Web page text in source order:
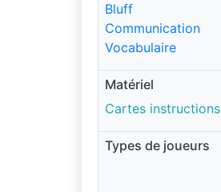
Bluff
Communication
Vocabulaire
Matériel
Cartes instructions
Types de joueurs